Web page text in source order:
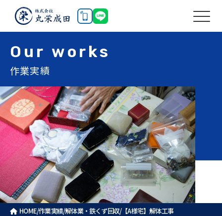
Our works
作業実績
HOME/作業実績/解体業・鉄くず回収/【A様宅】解体工事